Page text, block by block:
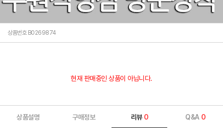
상품번호 B0269874
현재 판매중인 상품이 아닙니다.
상품설명 구매정보 리뷰 0 Q&A 0